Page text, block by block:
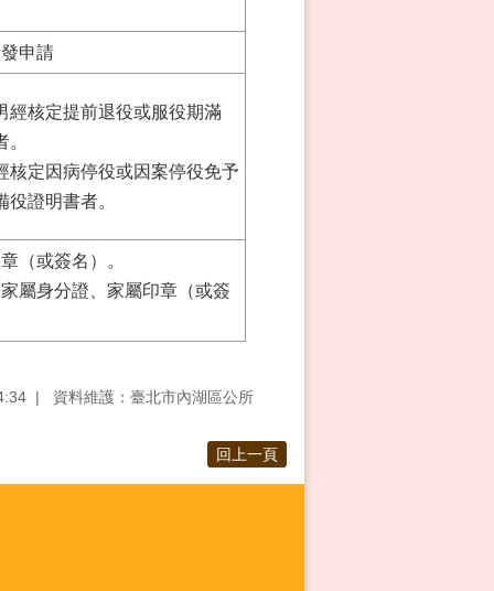
申請
經核定提前退役或服役期滿
核定因病停役或因案停役免予
證明書者。
（或簽名）。
屬身分證、家屬印章（或簽
資料維護：臺北市內湖區公所
回上一頁